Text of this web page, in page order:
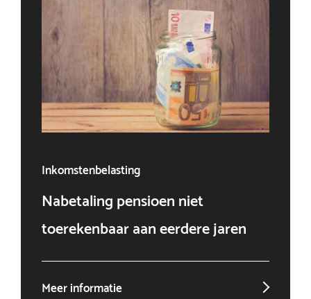
Inkomstenbelasting
Nabetaling pensioen niet
toerekenbaar aan eerdere jaren
Meer informatie